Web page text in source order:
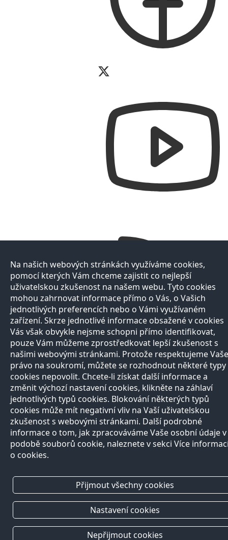
Na našich webových stránkách využíváme cookies,
pomocí kterých Vám chceme zajistit co nejlepší
uživatelskou zkušenost na našem webu. Tyto cookies
mohou zahrnovat informace přímo o Vás, o Vašich
jednotlivých preferencích nebo o Vámi využívaném
zařízení. Skrze jednotlivé informace obsažené v cookies
Vás však obvykle nejsme schopni přímo identifikovat,
pouze Vám můžeme zprostředkovat lepší zkušenost s
našimi webovými stránkami. Protože respektujeme Vaše
právo na soukromí, můžete se rozhodnout některé typy
cookies nepovolit. Chcete-li získat další informace a
změnit výchozí nastavení cookies, klikněte na záhlaví
jednotlivých typů cookies. Blokování některých typů
cookies může mít negativní vliv na Vaší uživatelskou
zkušenost s webovými stránkami. Další podrobné
informace o tom, jak zpracováváme Vaše osobní údaje v
podobě souborů cookie, naleznete v sekci Více
o cookies.
Přijmout všechny cookies
Nastavení cookies
Nepřijmout cookies